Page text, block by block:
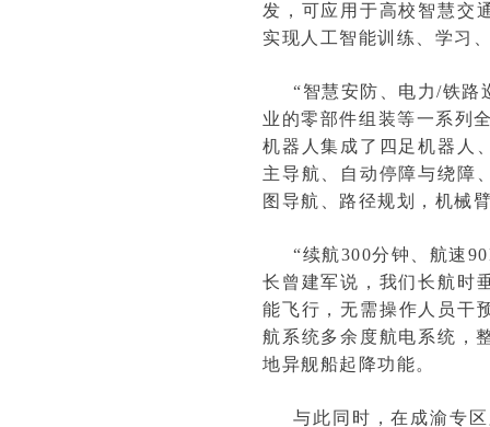
发，可应用于高校智慧交
实现人工智能训练、学习
“智慧安防、电力/铁路
业的零部件组装等一系列
机器人集成了四足机器人
主导航、自动停障与绕障
图导航、路径规划，机械
“续航300分钟、航速
长曾建军说，我们长航时
能飞行，无需操作人员干
航系统多余度航电系统，
地异舰船起降功能。
与此同时，在成渝专